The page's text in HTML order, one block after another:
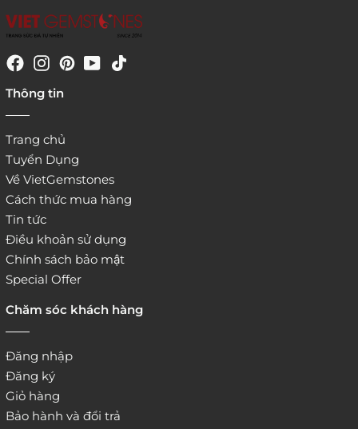
website:
Thông tin
Trang chủ
Tuyển Dụng
Về VietGemstones
Cách thức mua hàng
Tin tức
Điều khoản sử dụng
Chính sách bảo mật
Special Offer
Chăm sóc khách hàng
Đăng nhập
Đăng ký
Giỏ hàng
Bảo hành và đổi trả